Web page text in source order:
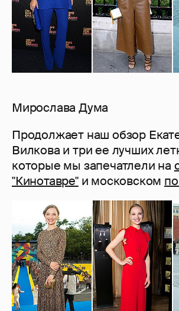
Мирослава Дума
Продолжает наш обзор
Вилкова и три ее лучших
которые мы запечатлели на
"Кинотавре"и московском